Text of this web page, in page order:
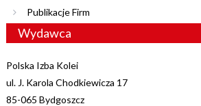
Publikacje Firm
Wydawca
Polska Izba Kolei
ul. J. Karola Chodkiewicza 17
85-065 Bydgoszcz